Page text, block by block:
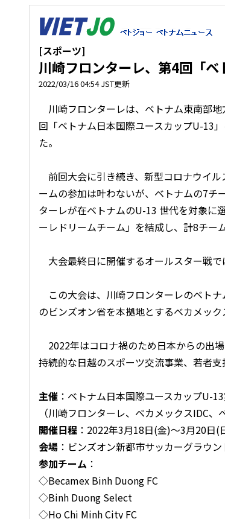
[スポーツ]
川崎フロンターレ、第4回「
2022/03/16 04:54 JST更新
川崎フロンターレは、ベトナム東南部
回「ベトナム日本国際ユースカップU-13
た。
前回大会に引き続き、新型コロナウイ
ームの参加は叶わないが、ベトナムの7チ
ターレが在ベトナムのU-13 世代を対象に
ーレドリームチーム」を結成し、計8チー
大会最終日に開催するオールスター戦で
この大会は、川崎フロンターレのベト
のビンズオン省を本拠地とするベカメッ
2022年はコロナ禍のため日本からの出
持続的な日越のスポーツ交流事業、若者支
主催 ：ベトナム日本国際ユースカップU-
（川崎フロンターレ、ベカメックスIDC
開催日程 ：2022年3月18日(金)～3月20日(
会場 ：ビンズオン新都市サッカーグラウン
参加チーム ：
◇Becamex Binh Duong FC
◇Binh Duong Select
◇Ho Chi Minh City FC